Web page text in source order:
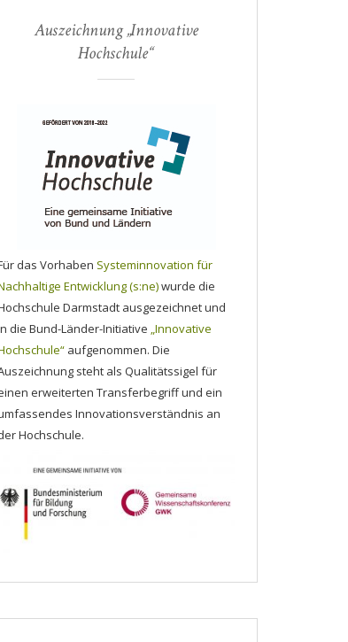
Auszeichnung „Innovative
Hochschule“
das Vorhaben Systeminnovation für
Entwicklung (s:ne)wurde die
Darmstadt ausgezeichnet und
die Bund-Länder-Initiative „Innovative
aufgenommen. Die
steht als Qualitätssigel für
erweiterten Transferbegriff und ein
Innovationsverständnis an
Hochschule.